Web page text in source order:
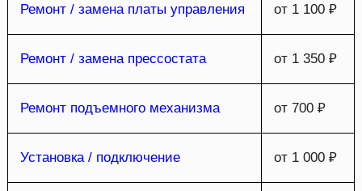
Ремонт / замена платы управления от 1 100 ₽
Ремонт / замена прессостата от 1 350 ₽
Ремонт подъемного механизма от 700 ₽
Установка / подключение от 1 000 ₽